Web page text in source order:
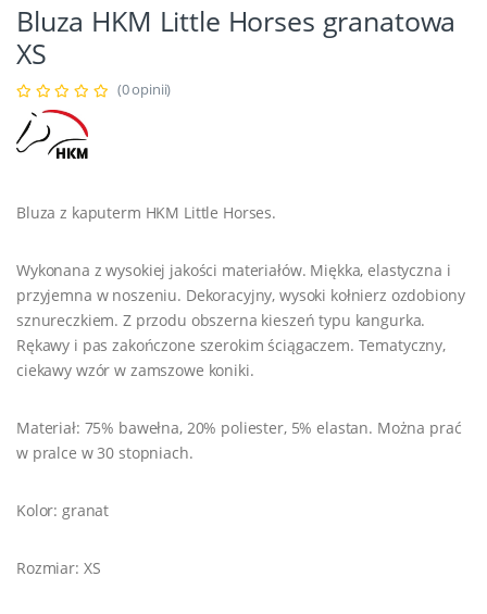
Bluza HKM Little Horses granatowa
XS
(0 opinii)
Bluza z kaputerm HKM Little Horses.
Wykonana z wysokiej jakości materiałów. Miękka, elastyczna i
przyjemna w noszeniu. Dekoracyjny, wysoki kołnierz ozdobiony
sznureczkiem. Z przodu obszerna kieszeń typu kangurka.
Rękawy i pas zakończone szerokim ściągaczem. Tematyczny,
ciekawy wzór w zamszowe koniki.
Materiał: 75% bawełna, 20% poliester, 5% elastan. Można prać
w pralce w 30 stopniach.
Kolor: granat
Rozmiar: XS